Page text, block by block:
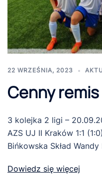
22 WRZEŚNIA, 2023
Cenny remis
3 kolejka 2 ligi –
AZS UJ II Kraków 1:1
Bińkowska Skład
Dowiedz się więcej